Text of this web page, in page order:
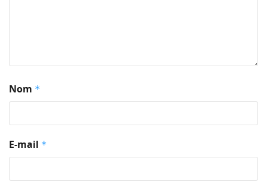
Nom *
E-mail *